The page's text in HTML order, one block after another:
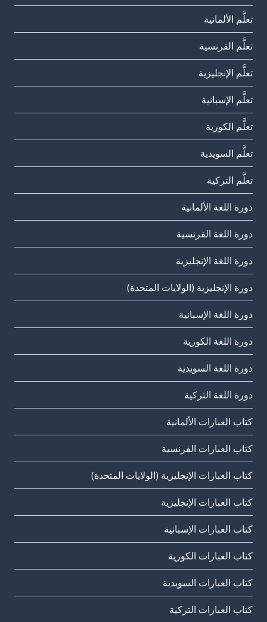
تعلَّم الألمانية
تعلَّم الفرنسية
تعلَّم الإنجليزية
تعلَّم الإسبانية
تعلَّم الكورية
تعلَّم السويدية
تعلَّم التركية
دورة اللغة الألمانية
دورة اللغة الفرنسية
دورة اللغة الإنجليزية
دورة الإنجليزية (الولايات المتحدة)
دورة اللغة الإسبانية
دورة اللغة الكورية
دورة اللغة السويدية
دورة اللغة التركية
كتاب العبارات الألمانية
كتاب العبارات الفرنسية
كتاب العبارات الإنجليزية (الولايات المتحدة)
كتاب العبارات الإنجليزية
كتاب العبارات الإسبانية
كتاب العبارات الكورية
كتاب العبارات السويدية
كتاب العبارات التركية